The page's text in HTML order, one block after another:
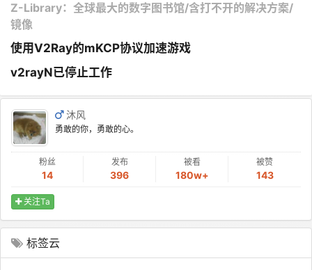
Z-Library：全球最大的数字图书馆/含打不开的解决方案/
镜像
使用V2Ray的mKCP协议加速游戏
v2rayN已停止工作
沐风
勇敢的你，勇敢的心。
粉丝
14
发布
396
被看
180w+
被赞
143
关注Ta
标签云